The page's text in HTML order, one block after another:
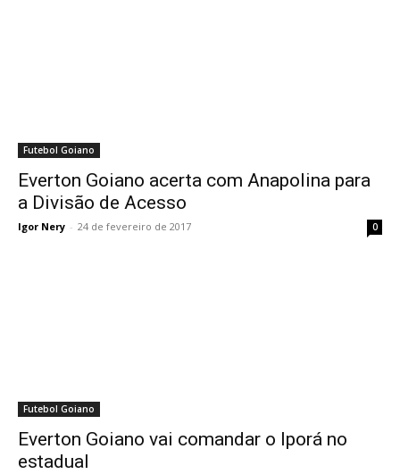
Futebol Goiano
Everton Goiano acerta com Anapolina para
a Divisão de Acesso
Igor Nery - 24 de fevereiro de 2017 0
Futebol Goiano
Everton Goiano vai comandar o Iporá no
estadual